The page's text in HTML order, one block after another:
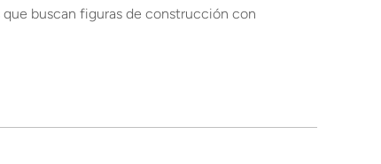
que buscan figuras de construcción con